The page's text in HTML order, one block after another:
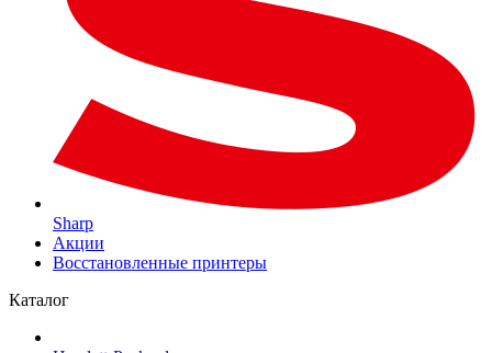
Sharp
Акции
Восстановленные принтеры
Каталог